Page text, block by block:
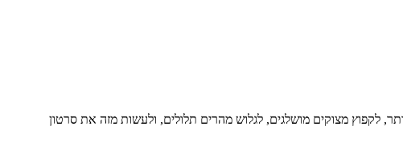
לקפוץ מצוקים מושלגים, לגלוש מהרים תלולים, ולעשות מזה את סרטון